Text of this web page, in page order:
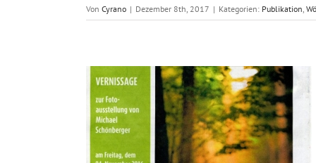
Von Cyrano | Dezember 8th, 2017 | Kategorien: Publikation,